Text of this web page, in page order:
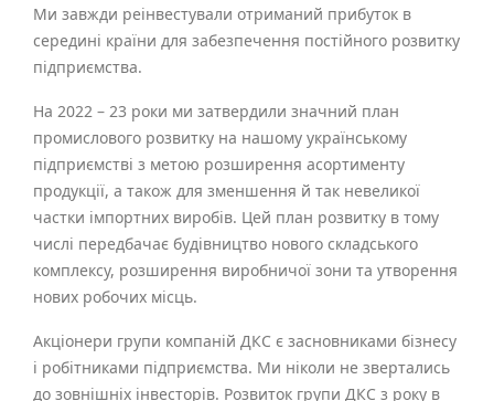
Ми завжди реінвестували отриманий прибуток в
середині країни для забезпечення постійного розвитку
підприємства.
На 2022 – 23 роки ми затвердили значний план
промислового розвитку на нашому українському
підприємстві з метою розширення асортименту
продукції, а також для зменшення й так невеликої
частки імпортних виробів. Цей план розвитку в тому
числі передбачає будівництво нового складського
комплексу, розширення виробничої зони та утворення
нових робочих місць.
Акціонери групи компаній ДКС є засновниками бізнесу
і робітниками підприємства. Ми ніколи не звертались
до зовнішніх інвесторів. Розвиток групи ДКС з року в